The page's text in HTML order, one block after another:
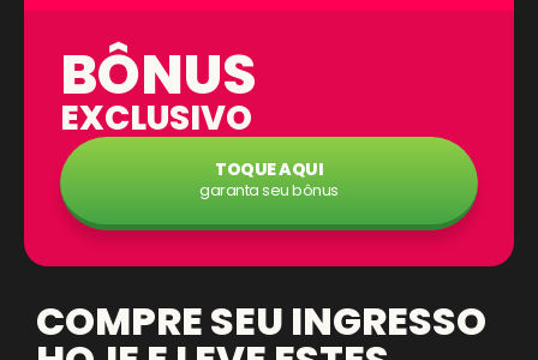
BÔNUS
EXCLUSIVO
TOQUE AQUI
garanta seu bônus
COMPRE SEU INGRESSO